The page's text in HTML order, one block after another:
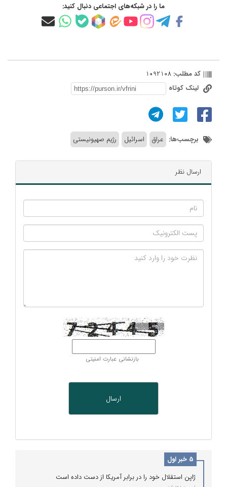
ما را در شبکه‌های اجتماعی دنبال کنید:
کد مطلب: 1092108
لینک کوتاه
برچسب‌ها: عراق اسرائیل رژیم صهیونیستی
ارسال نظر
بازنشانی عبارت امنیتی
5 خبر اول
ژاپن استقلال خود را در برابر آمریکا از دست داده است